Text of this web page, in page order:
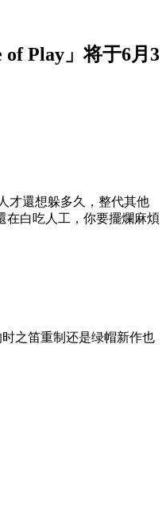
of Play」将于6月3
才還想躲多久，整代其他
在白吃人工，你要擺爛麻煩
之笛重制还是绿帽新作也